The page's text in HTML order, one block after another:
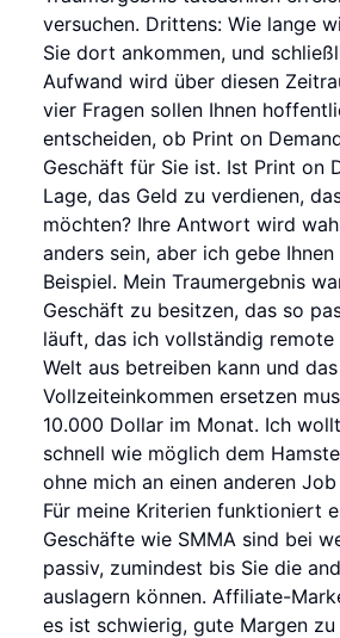
versuchen. Drittens: Wie lange
Sie dort ankommen, und
Aufwand wird über diesen
vier Fragen sollen Ihnen
entscheiden, ob Print on
Geschäft für Sie ist. Ist Print on
Lage, das Geld zu verdienen,
möchten? Ihre Antwort wird
anders sein, aber ich gebe
Beispiel. Mein Traumergebnis
Geschäft zu besitzen, das so
läuft, das ich vollständig
Welt aus betreiben kann und
Vollzeiteinkommen ersetzen
10.000 Dollar im Monat. Ich
schnell wie möglich dem
ohne mich an einen anderen
Für meine Kriterien funktioniert
Geschäfte wie SMMA sind bei
passiv, zumindest bis Sie die
auslagern können. Affiliate-
es ist schwierig, gute Margen